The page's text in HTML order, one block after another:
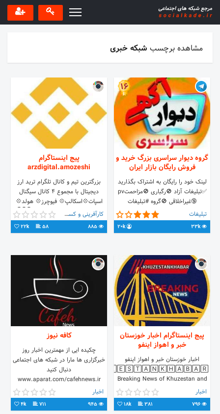
مشاهده برچسب شبکه خبری
16
گروه دیوار سراسری بزرگ خرید و
فروش رایگان بازار ایران
لینک خود را رایگان به اشتراک بگذارید
✅تبلیغات آزاد 🚫رگباری 🚫مزاحمتpv
🔞غیراخلاقی 🚫گروه #تبلیغات
آزاد=ریموو 50نفر اد کنی پستت✅4
ساعت سنجاق میشه
لینک🔻https://t.me/+FxqsCjA8rGZmM2U0
تبلیغات
33k
20k
پیج اینستاگرام
arzdigital.amozeshi
بزرگترین تیم و کانال تلگرام ترید ارز
دیجیتال با مجموع 4 کانال سیگنال
اسپات💠اسکالپ💠 فیوچرز💠 هولد💠
به کانال تلگرام ما ملحق شوید👇👇👇
کارآفرینی و کسب و کار
58
22k
پیج اینستاگرام اخبار خوزستان
خبر و اهواز اینفو
اخبار خوزستان خبر و اهواز اینفو
🄺🄷🅄🅉🄴🅂🅃🄰🄽🄺🄷🄰🄱🄰🅁
Breaking News of Khuzestan and
Ahvaz
اخبار
381
18k
کافه نیوز
چکیده ایی از مهمترین اخبار روز
خبرگزاری ها مارا در شبکه های اجتماعی
دنبال کنید
www.aparat.com/cafehnews.ir
t.me/cafehnewsir
اخبار
711
4k